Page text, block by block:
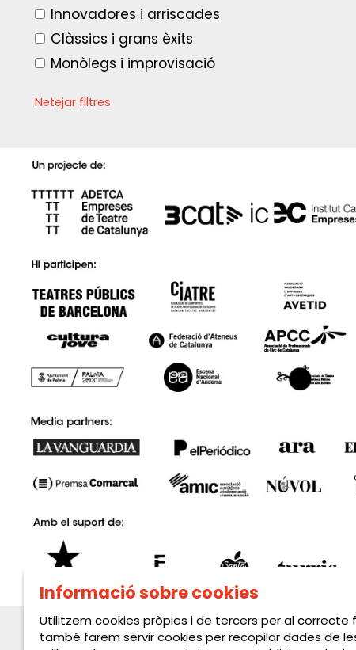
Innovadores i arriscades
Clàssics i grans èxits
Monòlegs i improvisació
Netejar filtres
Informació sobre cookies
Utilitzem cookies pròpies i de tercers per al
també farem servir cookies per recopilar dades de